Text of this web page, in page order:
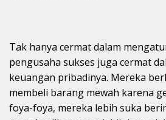
Tak hanya cermat dalam
pengusaha sukses juga cermat
keuangan pribadinya. Mereka
membeli barang mewah karena
foya-foya, mereka lebih suka